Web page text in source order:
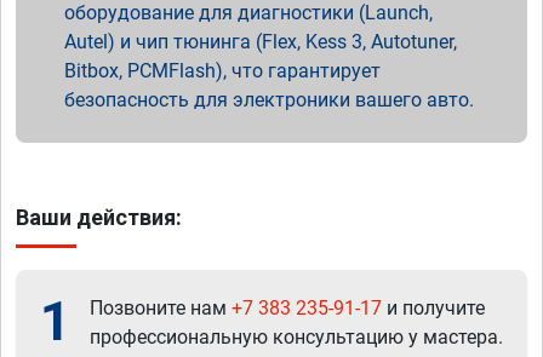
оборудование для диагностики (Launch,
Autel) и чип тюнинга (Flex, Kess 3, Autotuner,
Bitbox, PCMFlash), что гарантирует
безопасность для электроники вашего авто.
Ваши действия:
1 Позвоните нам +7 383 235-91-17 и получите
профессиональную консультацию у мастера.